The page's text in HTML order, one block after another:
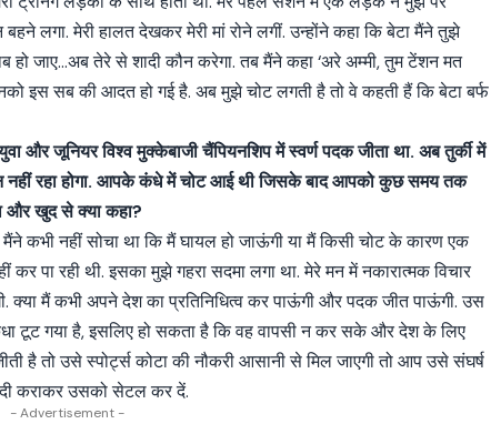
लगा. मेरी हालत देखकर मेरी मां रोने लगीं. उन्होंने कहा कि बेटा मैंने तुझे
हो जाए…अब तेरे से शादी कौन करेगा. तब मैंने कहा ‘अरे अम्मी, तुम टेंशन मत
इस सब की आदत हो गई है. अब मुझे चोट लगती है तो वे कहती हैं कि बेटा बर्फ
और जूनियर विश्व मुक्केबाजी चैंपियनशिप में स्वर्ण पदक जीता था. अब तुर्की में
नहीं रहा होगा. आपके कंधे में चोट आई थी जिसके बाद आपको कुछ समय तक
और खुद से क्या कहा?
कभी नहीं सोचा था कि मैं घायल हो जाऊंगी या मैं किसी चोट के कारण एक
कर पा रही थी. इसका मुझे गहरा सदमा लगा था. मेरे मन में नकारात्मक विचार
मैं कभी अपने देश का प्रतिनिधित्व कर पाऊंगी और पदक जीत पाऊंगी. उस
टूट गया है, इसलिए हो सकता है कि वह वापसी न कर सके और देश के लिए
है तो उसे स्पोर्ट्स कोटा की नौकरी आसानी से मिल जाएगी तो आप उसे संघर्ष
कराकर उसको सेटल कर दें.
- Advertisement -